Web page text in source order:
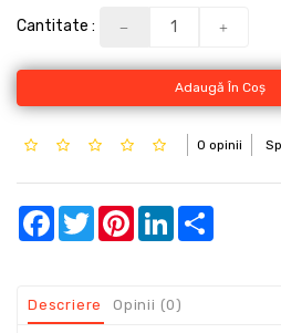
Cantitate :
Adaugă În Coş
0 opinii
Facebook
TwitterPinterestLinkedIn
Descriere Opinii (0)